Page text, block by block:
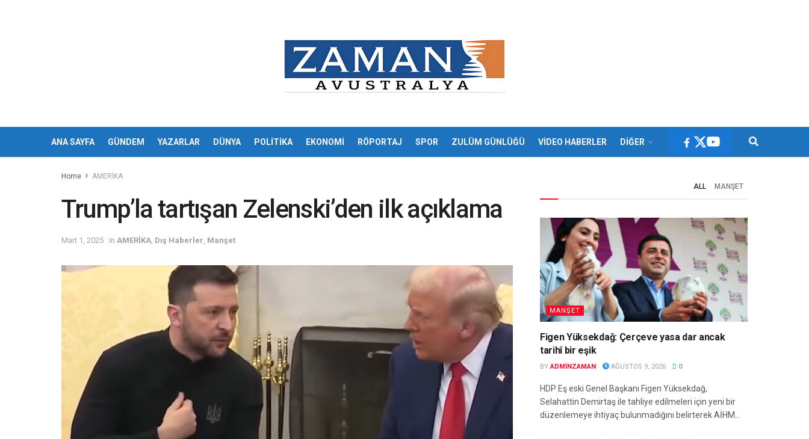
ANA SAYFA GÜNDEM YAZARLAR DÜNYA POLİTİKA EKONOMİ RÖPORTAJ SPOR ZULÜM GÜNLÜĞÜ VİDEO HABERLER DİĞER
Home AMERİKA
Trump’la tartışan Zelenski’den ilk açıklama
Mart 1, 2025 in AMERİKA Dış Haberler Manşet
ALL MANŞET
MANŞET
Figen Yüksekdağ: Çerçeve yasa dar ancak
tarihî bir eşik
BY ADMINZAMAN AĞUSTOS 9, 2026 0
HDP Eş eski Genel Başkanı Figen Yüksekdağ,
Selahattin Demirtaş ile tahliye edilmeleri için yeni bir
düzenlemeye ihtiyaç bulunmadığını belirterek AİHM...